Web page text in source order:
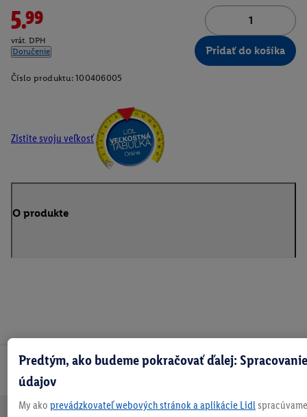
5.99
vrát. DPH
Doručenie
Pridať do košíka
Číslo produktu: 100406005
Zistite svoju veľkosť
O produkte
Odoberaj Newsletter!
Predtým, ako budeme pokračovať ďalej:
údajov
My ako prevádzkovateľ webových stránok a aplikácie Lidl